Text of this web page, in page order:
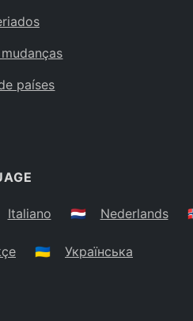
países
Italiano 🇳🇱 Nederlands
🇺🇦 Українська